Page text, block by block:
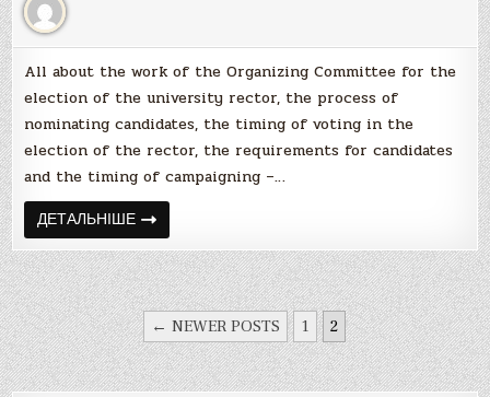
All about the work of the Organizing Committee for the
election of the university rector, the process of
nominating candidates, the timing of voting in the
election of the rector, the requirements for candidates
and the timing of campaigning –…
ДЕТАЛЬНІШЕElection
of
the
KPI
rector:
the
most
pressing
issues
НАВІГАЦІЯ
ЗАПИСІВ
← NEWER POSTS 1 2